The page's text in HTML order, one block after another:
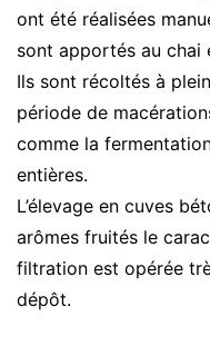
ont été réalisées
sont apportés au chai
Ils sont récoltés à
période de
comme la
entières.
L’élevage en cuves
arômes fruités le
filtration est opérée
dépôt.